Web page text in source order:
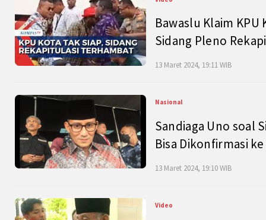
Bawaslu Klaim
Sidang Pleno
13 Maret 2024, 19:11 WIB
Nasional
Sandiaga Uno soal
Bisa Dikonfirmasi
13 Maret 2024, 19:10 WIB
Video